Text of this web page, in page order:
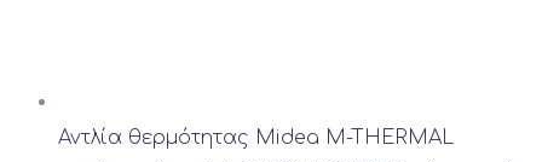
Αντλία θερμότητας Midea M-THERMAL